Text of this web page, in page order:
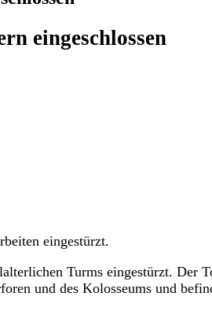
eingeschlossen
eingestürzt.
Turms eingestürzt. Der
und des Kolosseums und